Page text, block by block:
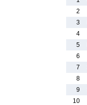
2
3
4
5
6
7
8
9
10